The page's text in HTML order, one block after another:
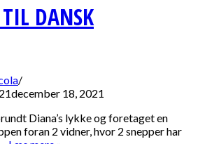
DANSK
december 18, 2021
Diana’s lykke og foretaget en
foran 2 vidner, hvor 2 snepper har